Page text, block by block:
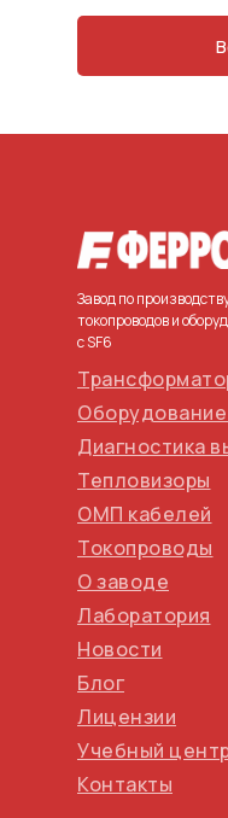
Завод по
токопроводов и
с SF6
О заводе
Лаборатория
Оборудование
Диагностика
Тепловизоры
ОМП кабелей
Токопроводы
Новости
Блог
Лицензии
Учебный
Контакты